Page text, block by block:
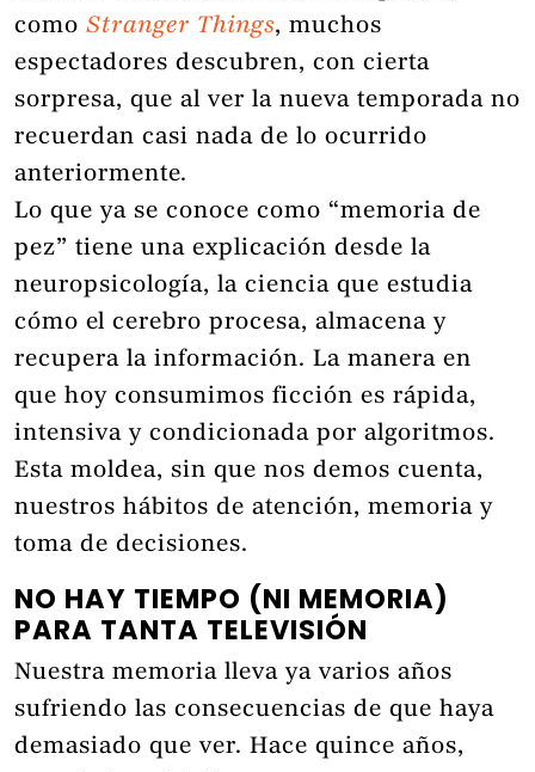
como Stranger Things, muchos
espectadores descubren, con cierta
sorpresa, que al ver la nueva temporada no
recuerdan casi nada de lo ocurrido
anteriormente.
Lo que ya se conoce como “memoria de
pez” tiene una explicación desde la
neuropsicología, la ciencia que estudia
cómo el cerebro procesa, almacena y
recupera la información. La manera en
que hoy consumimos ficción es rápida,
intensiva y condicionada por algoritmos.
Esta moldea, sin que nos demos cuenta,
nuestros hábitos de atención, memoria y
toma de decisiones.
NO HAY TIEMPO (NI MEMORIA)
PARA TANTA TELEVISIÓN
Nuestra memoria lleva ya varios años
sufriendo las consecuencias de que haya
demasiado que ver. Hace quince años,